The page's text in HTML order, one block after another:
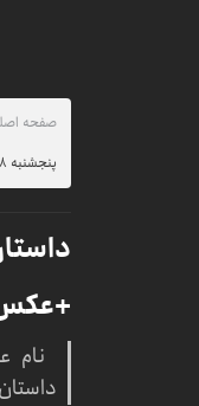
صفحه
پنجشنبه ۱۸ بهمن ۱۴۰۳ - ۰۶:۰۸
نام